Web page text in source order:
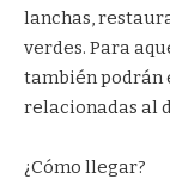
lanchas,
verdes. Para
también podrán
relacionadas al
¿Cómo llegar?